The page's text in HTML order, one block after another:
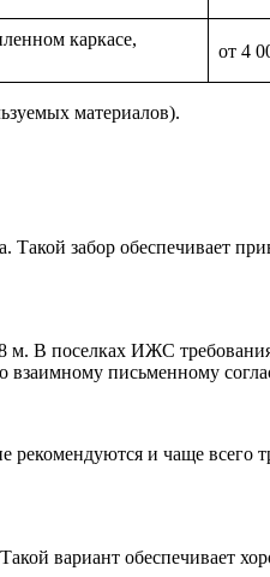
каркасе,
от 4
материалов).
Такой забор обеспечивает
В поселках ИЖС
взаимному письменному
и чаще всего
вариант обеспечивает